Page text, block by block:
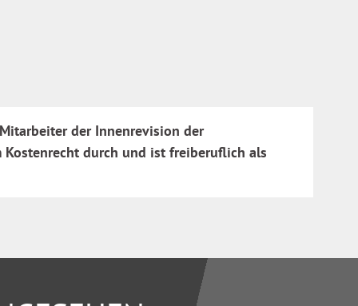
der Innenrevision der
durch und ist freiberuflich als